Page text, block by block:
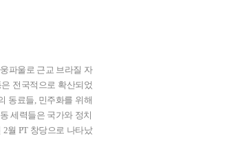
파울로 근교 브라질 자
전국적으로 확산되었
동료들, 민주화를 위해
세력들은 국가와 정치
월 PT 창당으로 나타났